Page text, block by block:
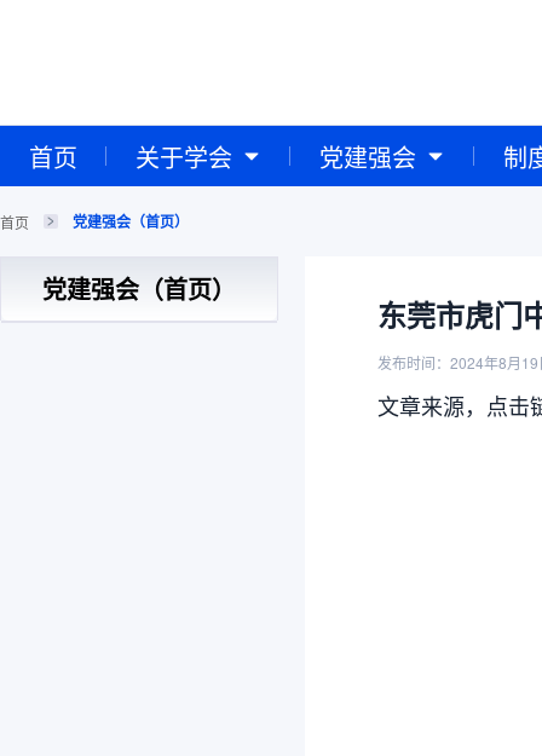
首页 关于学会 党建强会 制
首页 党建强会（首页）
党建强会（首页）
东莞市虎门
发布时间：2024年8月19
文章来源，点击